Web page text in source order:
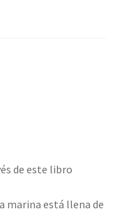
de este libro
marina está llena de